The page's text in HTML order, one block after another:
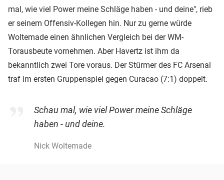
mal, wie viel Power meine Schläge haben - und deine", rieb
er seinem Offensiv-Kollegen hin. Nur zu gerne würde
Woltemade einen ähnlichen Vergleich bei der WM-
Torausbeute vornehmen. Aber Havertz ist ihm da
bekanntlich zwei Tore voraus. Der Stürmer des FC Arsenal
traf im ersten Gruppenspiel gegen Curacao (7:1) doppelt.
Schau mal, wie viel Power meine Schläge
haben - und deine.
Nick Woltemade